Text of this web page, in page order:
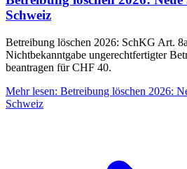
Schweiz
Betreibung löschen 2026: SchKG Art.
Nichtbekanntgabe ungerechtfertigter
beantragen für CHF 40.
Mehr lesen: Betreibung löschen 2026:
Schweiz